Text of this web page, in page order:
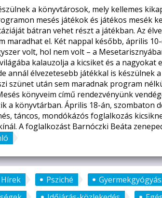
a könyvtárosok, mely kellemes
mesés játékok és játékos mesék
bátran vehet részt a játékban. Az
maradhat el. Két nappal később, április
volt, hol nem volt – a
kalauzolja a kicsiket és a nagyokat
annál élvezetesebb játékkal is készülnek a
szünet után sem maradnak program
könyveim című rendezvényünk
a könyvtárban. Április 18-án, szombaton
táncos, mondókázós foglalkozás
A foglalkozást Barnóczki Beáta
Psziché